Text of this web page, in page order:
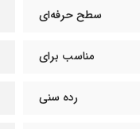
سطح حرفه‌ای
مناسب برای
رده سنی